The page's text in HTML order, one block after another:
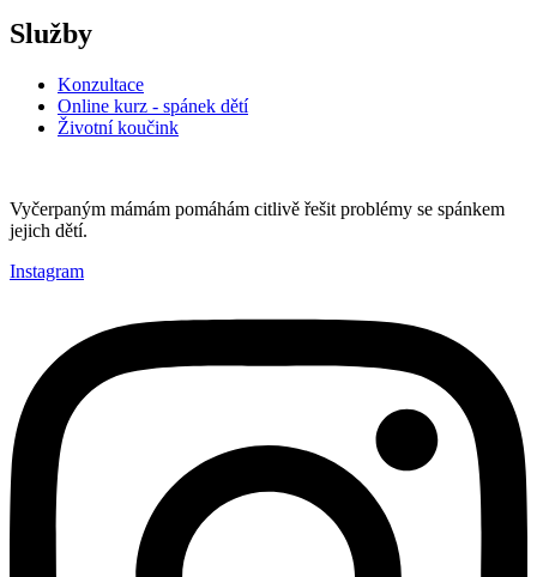
Služby
Konzultace
Online kurz - spánek dětí
Životní koučink
Vyčerpaným mámám pomáhám citlivě řešit problémy se spánkem
jejich dětí.
Instagram